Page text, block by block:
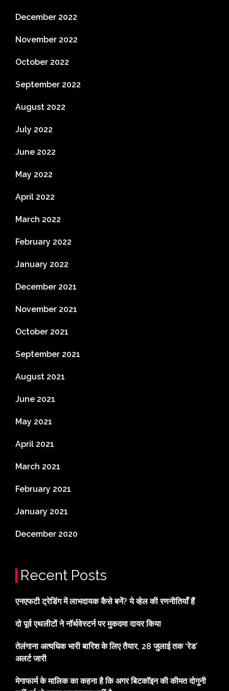
December 2022
November 2022
October 2022
September 2022
August 2022
July 2022
June 2022
May 2022
April 2022
March 2022
February 2022
January 2022
December 2021
November 2021
October 2021
September 2021
August 2021
June 2021
May 2021
April 2021
March 2021
February 2021
January 2021
December 2020
Recent Posts
एनएफटी ट्रेडिंग में लाभदायक कैसे बनें? ये व्हेल की रणनीतियाँ हैं
दो पूर्व एथलीटों ने नॉर्थवेस्टर्न पर मुकदमा दायर किया
तेलंगाना अत्यधिक भारी बारिश के लिए तैयार, 28 जुलाई तक ‘रेड’
अलर्ट जारी
मेगाफार्म के मालिक का कहना है कि अगर बिटकॉइन की कीमत दोगुनी